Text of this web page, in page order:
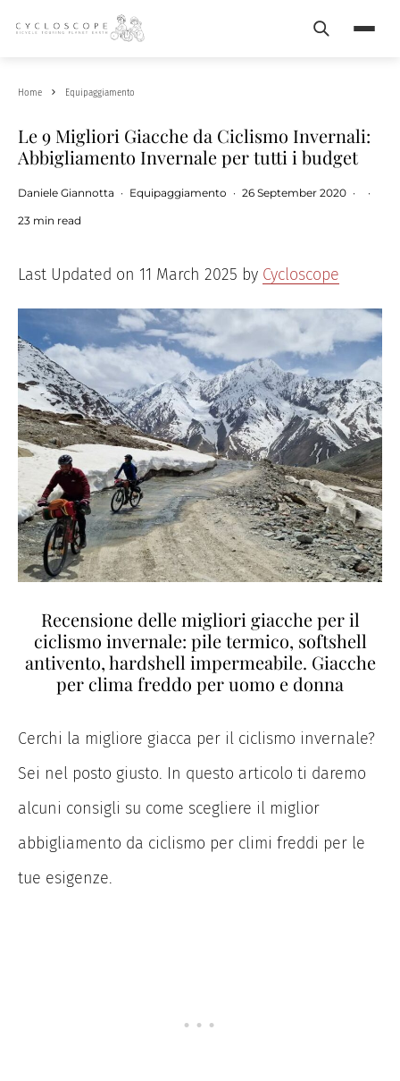
Search
Home Equipaggiamento
Le 9 Migliori Giacche da Ciclismo Invernali:
Abbigliamento Invernale per tutti i budget
Daniele Giannotta · Equipaggiamento · 26 September 2020 · ·
23 min read
Last Updated on 11 March 2025 by Cycloscope
Recensione delle migliori giacche per il
ciclismo invernale: pile termico, softshell
antivento, hardshell impermeabile. Giacche
per clima freddo per uomo e donna
Cerchi la migliore giacca per il ciclismo invernale?
Sei nel posto giusto. In questo articolo ti daremo
alcuni consigli su come scegliere il miglior
abbigliamento da ciclismo per climi freddi per le
tue esigenze.